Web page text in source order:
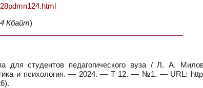
Кбайт)
для студентов педагогического вуза / Л. А.
и психология. — 2024. — Т 12. — №1. — URL: